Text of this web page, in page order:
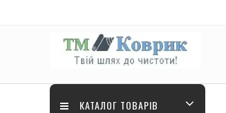
КАТАЛОГ ТОВАРІВ